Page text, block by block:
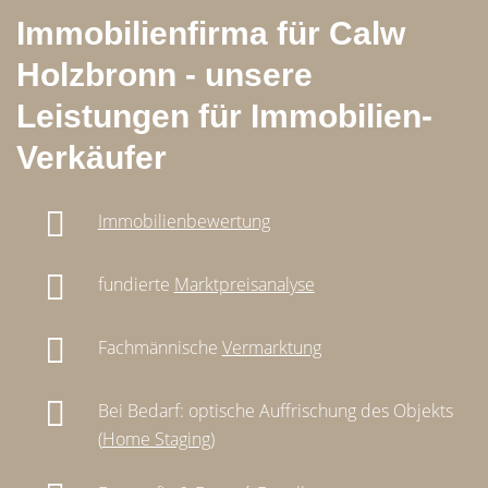
Immobilienfirma für Calw
Holzbronn - unsere
Leistungen für Immobilien-
Verkäufer
Immobilienbewertung
fundierte Marktpreisanalyse
Fachmännische Vermarktung
Bei Bedarf: optische Auffrischung des Objekts
(Home Staging)